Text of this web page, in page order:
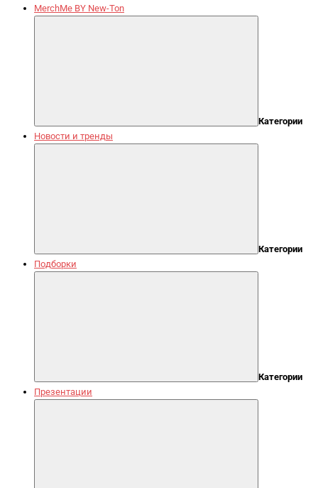
MerchMe BY New-Ton
Категории
Новости и тренды
Категории
Подборки
Категории
Презентации